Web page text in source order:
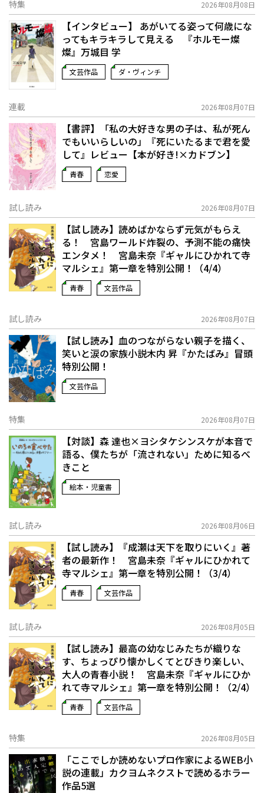
特集 2026年08月08日
【インタビュー】 あがいてる姿って何歳にな
ってもキラキラして見える 『ホルモー燦
燦』万城目 学
文芸作品 ダ・ヴィンチ
連載 2026年08月07日
【書評】「私の大好きな男の子は、私が死ん
でもいいらしいの」――『死にいたるまで君を愛
して』レビュー【本が好き!×カドブン】
青春 恋愛
試し読み 2026年08月07日
【試し読み】読めばかならず元気がもらえ
る！ 宮島ワールド炸裂の、予測不能の痛快
エンタメ！ 宮島未奈『ギャルにひかれて寺
マルシェ』第一章を特別公開！（4/4）
青春 文芸作品
試し読み 2026年08月07日
【試し読み】血のつながらない親子を描く、
笑いと涙の家族小説――木内 昇『かたばみ』冒頭
特別公開！
文芸作品
特集 2026年08月07日
【対談】森 達也×ヨシタケシンスケが本音で
語る、僕たちが「流されない」ために知るべ
きこと
絵本・児童書
試し読み 2026年08月06日
【試し読み】『成瀬は天下を取りにいく』著
者の最新作！ 宮島未奈『ギャルにひかれて
寺マルシェ』第一章を特別公開！（3/4）
青春 文芸作品
試し読み 2026年08月05日
【試し読み】最高の幼なじみたちが織りな
す、ちょっぴり懐かしくてとびきり楽しい、
大人の青春小説！ 宮島未奈『ギャルにひか
れて寺マルシェ』第一章を特別公開！（2/4）
青春 文芸作品
特集 2026年08月05日
「ここでしか読めないプロ作家によるWEB小
説の連載」――カクヨムネクストで読めるホラー
作品5選